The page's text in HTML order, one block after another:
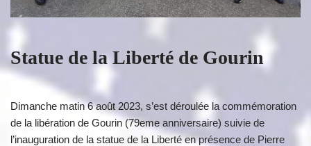
Statue de la Liberté de Gourin
Dimanche matin 6 août 2023, s’est déroulée la commémoration
de la libération de Gourin (79eme anniversaire) suivie de
l’inauguration de la statue de la Liberté en présence de Pierre